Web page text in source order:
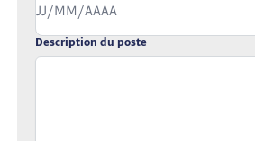
Description du poste